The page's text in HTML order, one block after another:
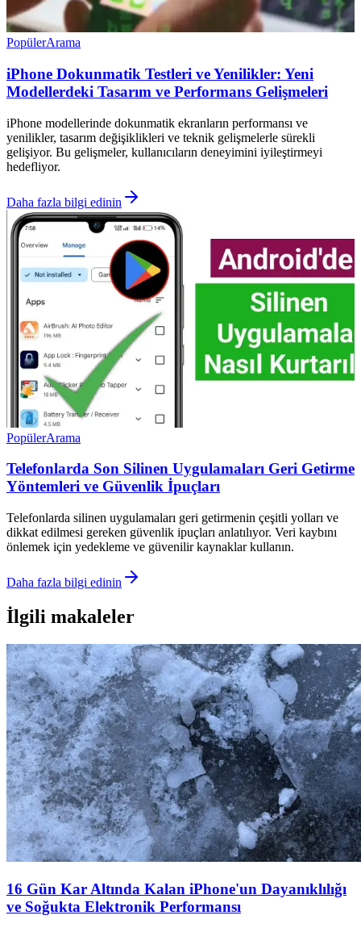
PopülerArama
iPhone Dokunmatik Testleri ve Yenilikler: Yeni
Modellerdeki Tasarım ve Performans Gelişmeleri
iPhone modellerinde dokunmatik ekranların performansı ve
yenilikler, tasarım değişiklikleri ve teknik gelişmelerle sürekli
gelişiyor. Bu gelişmeler, kullanıcıların deneyimini iyileştirmeyi
hedefliyor.
Daha fazla bilgi edinin
PopülerArama
Telefonlarda Son Silinen Uygulamaları Geri Getirme
Yöntemleri ve Güvenlik İpuçları
Telefonlarda silinen uygulamaları geri getirmenin çeşitli yolları ve
dikkat edilmesi gereken güvenlik ipuçları anlatılıyor. Veri kaybını
önlemek için yedekleme ve güvenilir kaynaklar kullanın.
Daha fazla bilgi edinin
İlgili makaleler
16 Gün Kar Altında Kalan iPhone'un Dayanıklılığı
ve Soğukta Elektronik Performansı